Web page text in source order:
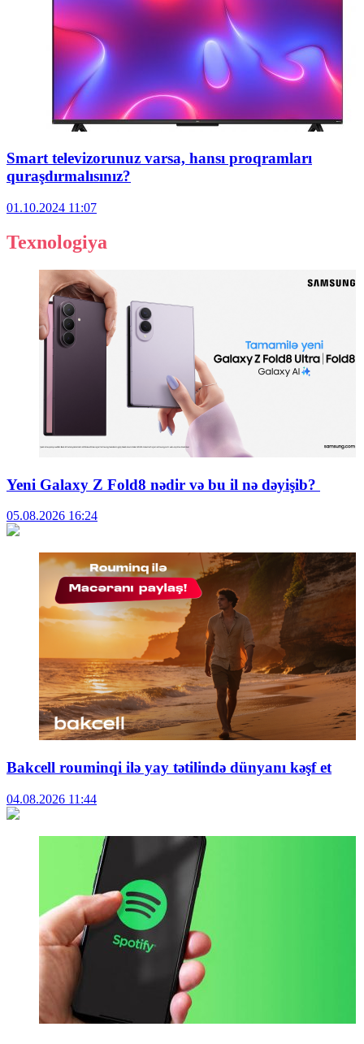
Smart televizorunuz varsa, hansı proqramları
quraşdırmalısınız?
01.10.2024 11:07
Texnologiya
Yeni Galaxy Z Fold8 nədir və bu il nə dəyişib?
05.08.2026 16:24
Bakcell rouminqi ilə yay tətilində dünyanı kəşf et
04.08.2026 11:44